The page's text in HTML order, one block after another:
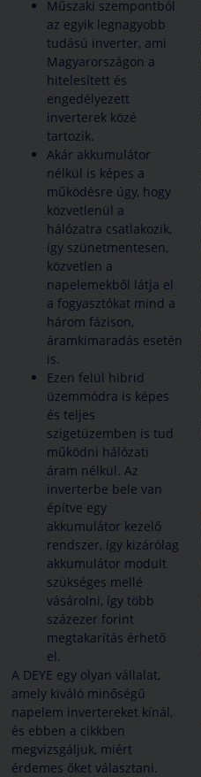
Műszaki szempontból
az egyik legnagyobb
tudású inverter, ami
Magyarországon a
hitelesített és
engedélyezett
inverterek közé
tartozik.
Akár akkumulátor
nélkül is képes a
működésre úgy, hogy
közvetlenül a
hálózatra csatlakozik,
így szünetmentesen,
közvetlen a
napelemekből látja el
a fogyasztókat mind a
három fázison,
áramkimaradás esetén
is.
Ezen felül hibrid
üzemmódra is képes
és teljes
szigetüzemben is tud
működni hálózati
áram nélkül. Az
inverterbe bele van
építve egy
akkumulátor kezelő
rendszer, így kizárólag
akkumulátor modult
szükséges mellé
vásárolni, így több
százezer forint
megtakarítás érhető
el.
A DEYE egy olyan vállalat,
amely kiváló minőségű
napelem invertereket kínál,
és ebben a cikkben
megvizsgáljuk, miért
érdemes őket választani.